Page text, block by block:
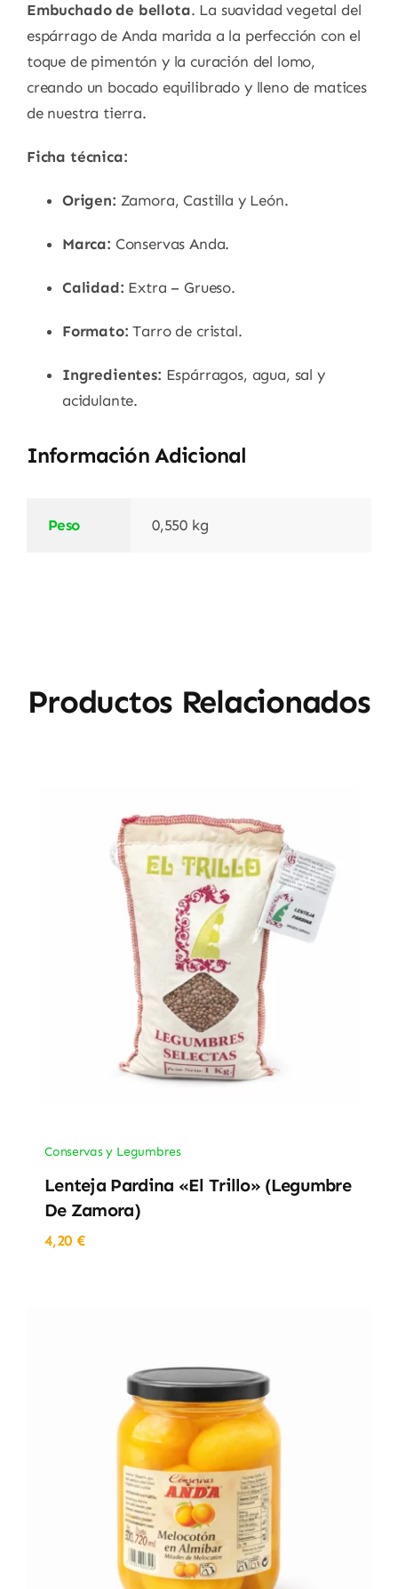
Embuchado de bellota. La suavidad vegetal del
espárrago de Anda marida a la perfección con el
toque de pimentón y la curación del lomo,
creando un bocado equilibrado y lleno de matices
de nuestra tierra.
Ficha técnica:
Origen: Zamora, Castilla y León.
Marca: Conservas Anda.
Calidad: Extra – Grueso.
Formato: Tarro de cristal.
Ingredientes: Espárragos, agua, sal y
acidulante.
Información Adicional
Peso 0,550 kg
Productos Relacionados
Conservas y Legumbres
Lenteja Pardina «El Trillo» (Legumbre
De Zamora)
4,20€